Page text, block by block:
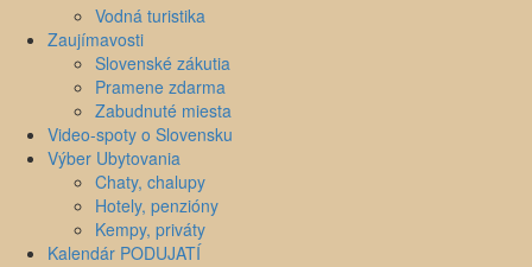
Vodná turistika
Zaujímavosti
Slovenské zákutia
Pramene zdarma
Zabudnuté miesta
Video-spoty o Slovensku
Výber Ubytovania
Chaty, chalupy
Hotely, penzióny
Kempy, priváty
Kalendár PODUJATÍ